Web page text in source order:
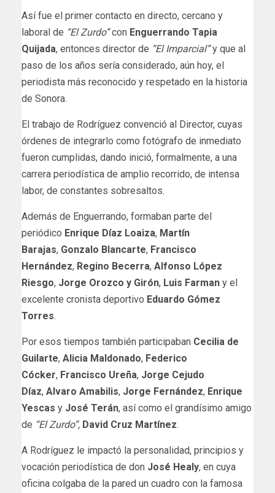
Así fue el primer contacto en directo, cercano y
laboral de “El Zurdo”con Enguerrando Tapia
Quijada, entonces director de “El Imparcial”y que al
paso de los años sería considerado, aún hoy, el
periodista más reconocido y respetado en la historia
de Sonora.
El trabajo de Rodríguez convenció al Director, cuyas
órdenes de integrarlo como fotógrafo de inmediato
fueron cumplidas, dando inició, formalmente, a una
carrera periodística de amplio recorrido, de intensa
labor, de constantes sobresaltos.
Además de Enguerrando, formaban parte del
periódico Enrique Díaz Loaiza, Martín
Barajas, Gonzalo Blancarte, Francisco
Hernández, Regino Becerra, Alfonso López
Riesgo, Jorge Orozco y Girón, Luis Farman y el
excelente cronista deportivo Eduardo Gómez
Torres.
Por esos tiempos también participaban Cecilia de
Guilarte, Alicia Maldonado, Federico
Cócker, Francisco Ureña, Jorge Cejudo
Díaz, Alvaro Amabilis, Jorge Fernández, Enrique
Yescas y José Terán, así como el grandísimo amigo
de “El Zurdo”, David Cruz Martínez.
A Rodríguez le impactó la personalidad, principios y
vocación periodística de don José Healy, en cuya
oficina colgaba de la pared un cuadro con la famosa